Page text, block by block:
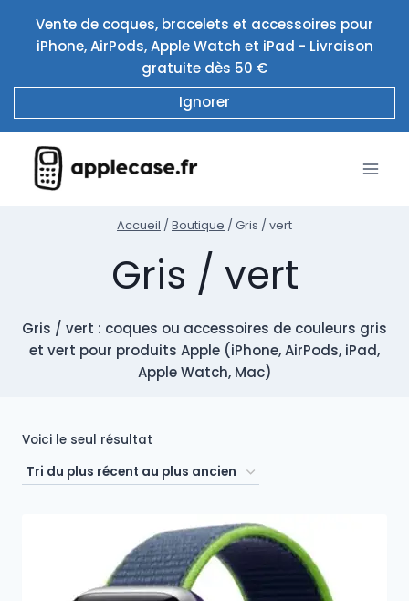
contenu
Vente de coques, bracelets et accessoires pour
iPhone, AirPods, Apple Watch et iPad - Livraison
gratuite dès 50 €
Ignorer
Accueil / Boutique / Gris / vert
Gris / vert
Gris / vert : coques ou accessoires de couleurs gris
et vert pour produits Apple (iPhone, AirPods, iPad,
Apple Watch, Mac)
Voici le seul résultat